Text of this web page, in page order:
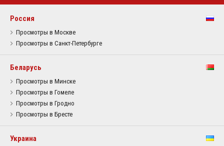
Россия
Просмотры в Москве
Просмотры в Санкт-Петербурге
Беларусь
Просмотры в Минске
Просмотры в Гомеле
Просмотры в Гродно
Просмотры в Бресте
Украина